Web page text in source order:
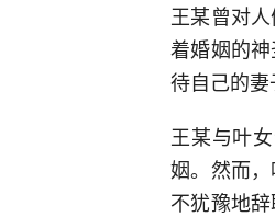
王某曾对
着婚姻的
待自己的妻
王某与叶
姻。然而
不犹豫地